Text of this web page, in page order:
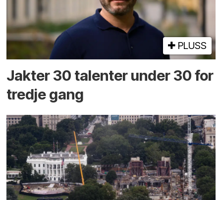
PLUSS
Jakter 30 talenter under 30 for
tredje gang